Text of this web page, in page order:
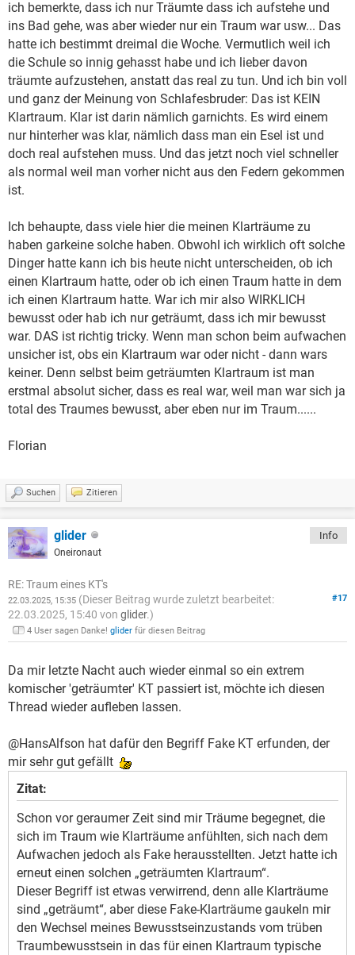
ich bemerkte, dass ich nur Träumte dass ich aufstehe und
ins Bad gehe, was aber wieder nur ein Traum war usw... Das
hatte ich bestimmt dreimal die Woche. Vermutlich weil ich
die Schule so innig gehasst habe und ich lieber davon
träumte aufzustehen, anstatt das real zu tun. Und ich bin voll
und ganz der Meinung von Schlafesbruder: Das ist KEIN
Klartraum. Klar ist darin nämlich garnichts. Es wird einem
nur hinterher was klar, nämlich dass man ein Esel ist und
doch real aufstehen muss. Und das jetzt noch viel schneller
als normal weil man vorher nicht aus den Federn gekommen
ist.
Ich behaupte, dass viele hier die meinen Klarträume zu
haben garkeine solche haben. Obwohl ich wirklich oft solche
Dinger hatte kann ich bis heute nicht unterscheiden, ob ich
einen Klartraum hatte, oder ob ich einen Traum hatte in dem
ich einen Klartraum hatte. War ich mir also WIRKLICH
bewusst oder hab ich nur geträumt, dass ich mir bewusst
war. DAS ist richtig tricky. Wenn man schon beim aufwachen
unsicher ist, obs ein Klartraum war oder nicht - dann wars
keiner. Denn selbst beim geträumten Klartraum ist man
erstmal absolut sicher, dass es real war, weil man war sich ja
total des Traumes bewusst, aber eben nur im Traum......
Florian
Suchen Zitieren
glider
Oneironaut
Info
RE: Traum eines KT's
#17
22.03.2025, 15:35 (Dieser Beitrag wurde zuletzt bearbeitet:
22.03.2025, 15:40 von glider.)
4 User sagen Danke! glider für diesen Beitrag
Da mir letzte Nacht auch wieder einmal so ein extrem
komischer 'geträumter' KT passiert ist, möchte ich diesen
Thread wieder aufleben lassen.
@HansAlfson hat dafür den Begriff Fake KT erfunden, der
mir sehr gut gefällt
Zitat:
Schon vor geraumer Zeit sind mir Träume begegnet, die
sich im Traum wie Klarträume anfühlten, sich nach dem
Aufwachen jedoch als Fake herausstellten. Jetzt hatte ich
erneut einen solchen „geträumten Klartraum“.
Dieser Begriff ist etwas verwirrend, denn alle Klarträume
sind „geträumt“, aber diese Fake-Klarträume gaukeln mir
den Wechsel meines Bewusstseinzustands vom trüben
Traumbewusstsein in das für einen Klartraum typische